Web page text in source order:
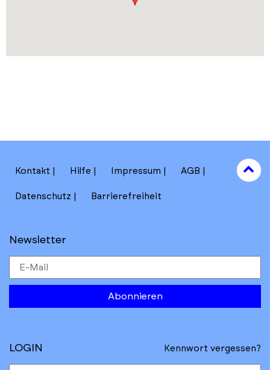
Kontakt Hilfe Impressum AGB
Datenschutz Barrierefreiheit
Newsletter
Abonnieren
to
top
LOGIN Kennwort vergessen?